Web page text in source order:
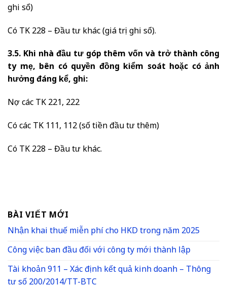
ghi sổ)
Có TK 228 – Đầu tư khác (giá trị ghi sổ).
3.5. Khi nhà đầu tư góp thêm vốn và trở thành công
ty mẹ, bên có quyền đồng kiểm soát hoặc có ảnh
hưởng đáng kể, ghi:
Nợ các TK 221, 222
Có các TK 111, 112 (số tiền đầu tư thêm)
Có TK 228 – Đầu tư khác.
BÀI VIẾT MỚI
Nhận khai thuế miễn phí cho HKD trong năm 2025
Công việc ban đầu đối với công ty mới thành lập
Tài khoản 911 – Xác định kết quả kinh doanh – Thông
tư số 200/2014/TT-BTC